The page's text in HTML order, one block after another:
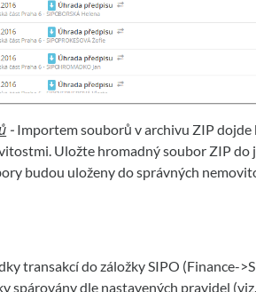
- Importem souborů v archivu ZIP dojde
Uložte hromadný soubor ZIP do
budou uloženy do správných
transakcí do záložky SIPO (Finance-
spárovány dle nastavených pravidel